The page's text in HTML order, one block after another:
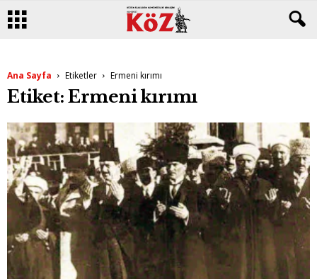
Ana Sayfa Etiketler Ermeni kırımı
Etiket: Ermeni kırımı